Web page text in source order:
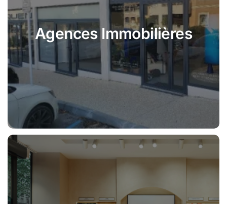
Agences Immobilières